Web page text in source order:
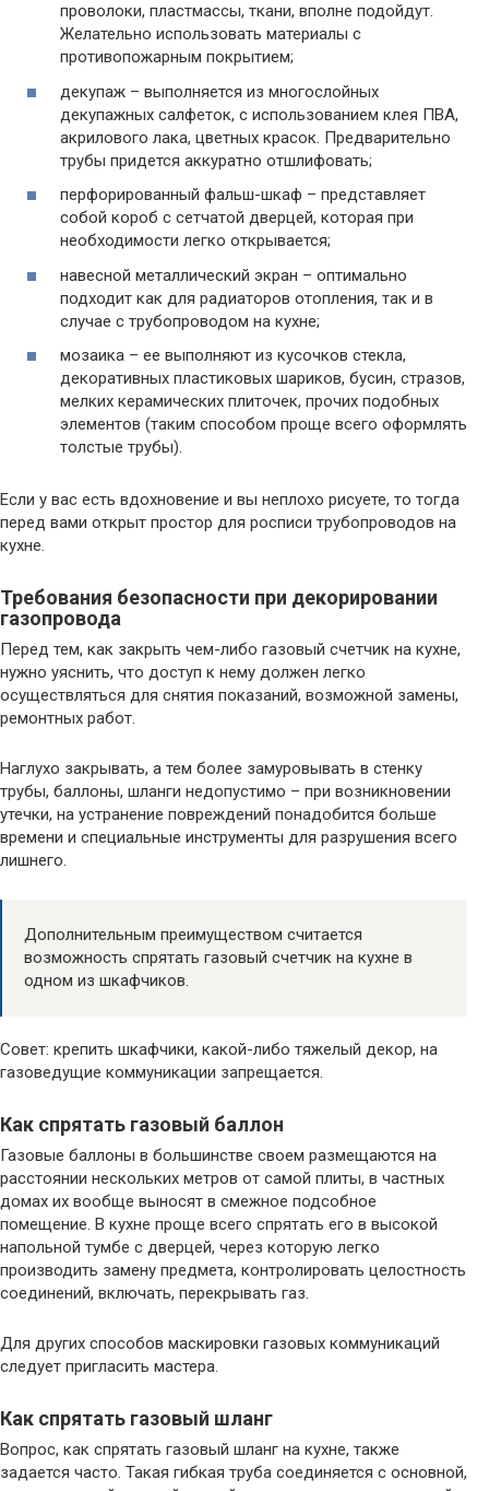
проволоки, пластмассы, ткани, вполне подойдут.
Желательно использовать материалы с
противопожарным покрытием;
декупаж – выполняется из многослойных
декупажных салфеток, с использованием клея ПВА,
акрилового лака, цветных красок. Предварительно
трубы придется аккуратно отшлифовать;
перфорированный фальш-шкаф – представляет
собой короб с сетчатой дверцей, которая при
необходимости легко открывается;
навесной металлический экран – оптимально
подходит как для радиаторов отопления, так и в
случае с трубопроводом на кухне;
мозаика – ее выполняют из кусочков стекла,
декоративных пластиковых шариков, бусин, стразов,
мелких керамических плиточек, прочих подобных
элементов (таким способом проще всего оформлять
толстые трубы).
Если у вас есть вдохновение и вы неплохо рисуете, то тогда
перед вами открыт простор для росписи трубопроводов на
кухне.
Требования безопасности при декорировании
газопровода
Перед тем, как закрыть чем-либо газовый счетчик на кухне,
нужно уяснить, что доступ к нему должен легко
осуществляться для снятия показаний, возможной замены,
ремонтных работ.
Наглухо закрывать, а тем более замуровывать в стенку
трубы, баллоны, шланги недопустимо – при возникновении
утечки, на устранение повреждений понадобится больше
времени и специальные инструменты для разрушения всего
лишнего.
Дополнительным преимуществом считается
возможность спрятать газовый счетчик на кухне в
одном из шкафчиков.
Совет: крепить шкафчики, какой-либо тяжелый декор, на
газоведущие коммуникации запрещается.
Как спрятать газовый баллон
Газовые баллоны в большинстве своем размещаются на
расстоянии нескольких метров от самой плиты, в частных
домах их вообще выносят в смежное подсобное
помещение. В кухне проще всего спрятать его в высокой
напольной тумбе с дверцей, через которую легко
производить замену предмета, контролировать целостность
соединений, включать, перекрывать газ.
Для других способов маскировки газовых коммуникаций
следует пригласить мастера.
Как спрятать газовый шланг
Вопрос, как спрятать газовый шланг на кухне, также
задается часто. Такая гибкая труба соединяется с основной,